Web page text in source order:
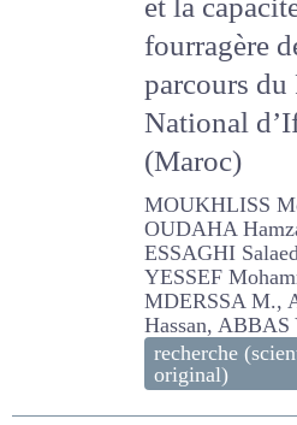
et la
fourragère
parcours du
National
(Maroc)
MOUKHLISS
OUDAHA Hamza,
Salaedine,
Mohammed, EL
M., ABBA El
Younes
recherche
original)